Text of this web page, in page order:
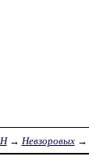
Н→ Невзоровых→